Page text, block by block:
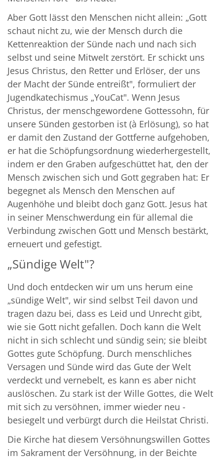
Aber Gott lässt den Menschen nicht allein: „Gott
schaut nicht zu, wie der Mensch durch die
Kettenreaktion der Sünde nach und nach sich
selbst und seine Mitwelt zerstört. Er schickt uns
Jesus Christus, den Retter und Erlöser, der uns
der Macht der Sünde entreißt", formuliert der
Jugendkatechismus „YouCat". Wenn Jesus
Christus, der menschgewordene Gottessohn, für
unsere Sünden gestorben ist (à Erlösung), so hat
er damit den Zustand der Gottferne aufgehoben,
er hat die Schöpfungsordnung wiederhergestellt,
indem er den Graben aufgeschüttet hat, den der
Mensch zwischen sich und Gott gegraben hat: Er
begegnet als Mensch den Menschen auf
Augenhöhe und bleibt doch ganz Gott. Jesus hat
in seiner Menschwerdung ein für allemal die
Verbindung zwischen Gott und Mensch bestärkt,
erneuert und gefestigt.
„Sündige Welt"?
Und doch entdecken wir um uns herum eine
„sündige Welt", wir sind selbst Teil davon und
tragen dazu bei, dass es Leid und Unrecht gibt,
wie sie Gott nicht gefallen. Doch kann die Welt
nicht in sich schlecht und sündig sein; sie bleibt
Gottes gute Schöpfung. Durch menschliches
Versagen und Sünde wird das Gute der Welt
verdeckt und vernebelt, es kann es aber nicht
auslöschen. Zu stark ist der Wille Gottes, die Welt
mit sich zu versöhnen, immer wieder neu -
besiegelt und verbürgt durch die Heilstat Christi.
Die Kirche hat diesem Versöhnungswillen Gottes
im Sakrament der Versöhnung, in der Beichte